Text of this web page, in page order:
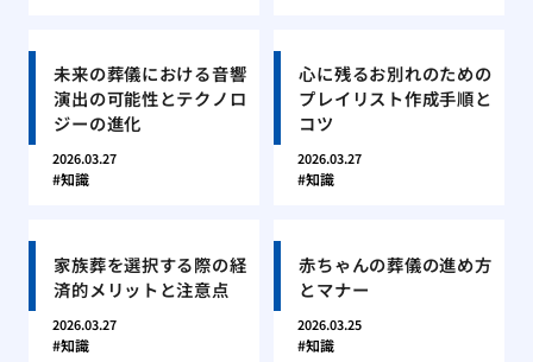
未来の葬儀における音響
演出の可能性とテクノロ
ジーの進化
2026.03.27
知識
心に残るお別れのための
プレイリスト作成手順と
コツ
2026.03.27
知識
家族葬を選択する際の経
済的メリットと注意点
2026.03.27
知識
赤ちゃんの葬儀の進め方
とマナー
2026.03.25
知識